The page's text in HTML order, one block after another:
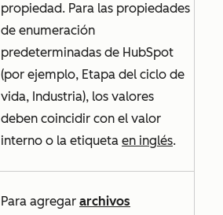
propiedad. Para las propiedades
de enumeración
predeterminadas de HubSpot
(por ejemplo, Etapa del ciclo de
vida, Industria), los valores
deben coincidir con el valor
interno o la etiqueta en inglés.
Para agregar archivos